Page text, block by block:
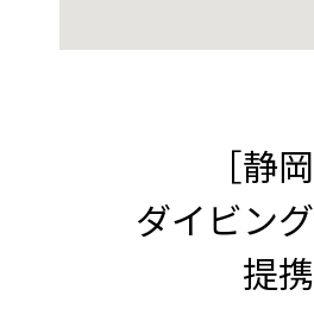
［静
ダイビン
提